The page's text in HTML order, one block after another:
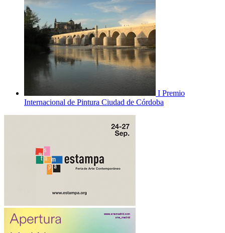
I Premio
Internacional de Pintura Ciudad de Córdoba